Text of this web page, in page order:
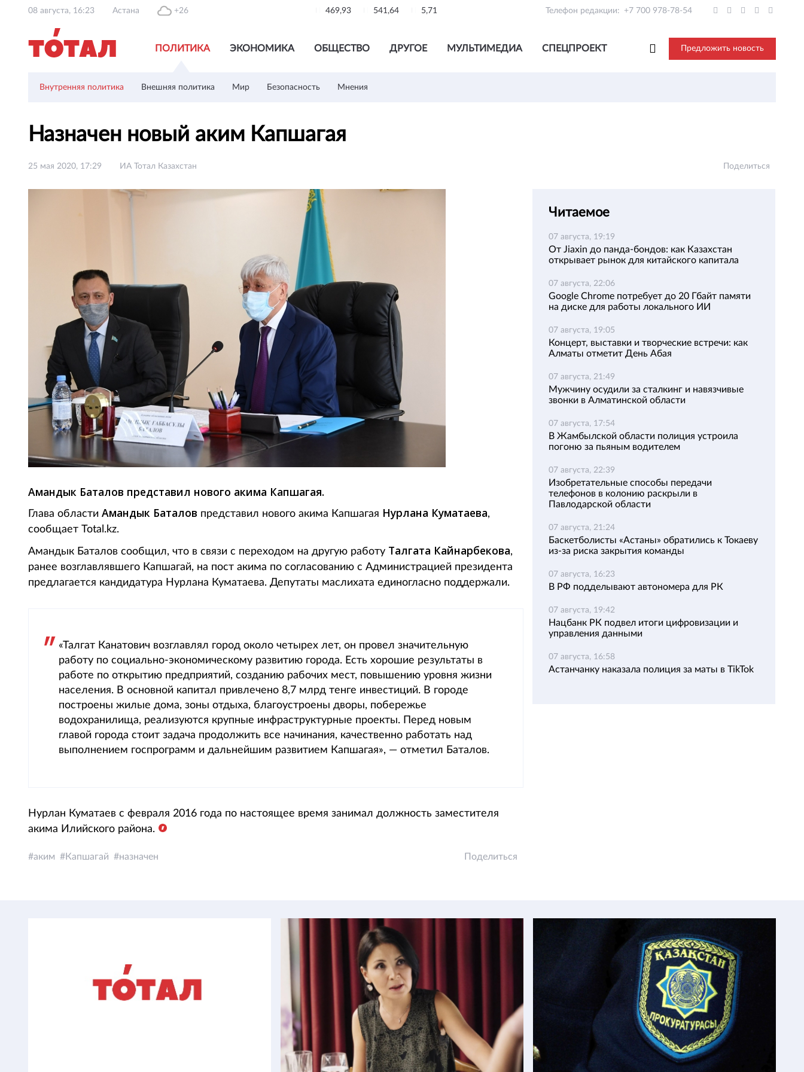
08 августа, 16:23 Астана +26 469,93 541,64 5,71 Телефон редакции: +7 700 978-78-54
ПОЛИТИКА ЭКОНОМИКА ОБЩЕСТВО ДРУГОЕ МУЛЬТИМЕДИА СПЕЦПРОЕКТ Предложить новость
Внутренняя политика Внешняя политика Мир Безопасность Мнения
Назначен новый аким Капшагая
25 мая 2020, 17:29 ИА Тотал Казахстан Поделиться
Амандык Баталов представил нового акима Капшагая.
Глава области Амандык Баталов представил нового акима Капшагая Нурлана Куматаева,
сообщает Total.kz.
Амандык Баталов сообщил, что в связи с переходом на другую работу Талгата Кайнарбекова,
ранее возглавлявшего Капшагай, на пост акима по согласованию с Администрацией президента
предлагается кандидатура Нурлана Куматаева. Депутаты маслихата единогласно поддержали.
«Талгат Канатович возглавлял город около четырех лет, он провел значительную
работу по социально-экономическому развитию города. Есть хорошие результаты в
работе по открытию предприятий, созданию рабочих мест, повышению уровня жизни
населения. В основной капитал привлечено 8,7 млрд тенге инвестиций. В городе
построены жилые дома, зоны отдыха, благоустроены дворы, побережье
водохранилища, реализуются крупные инфраструктурные проекты. Перед новым
главой города стоит задача продолжить все начинания, качественно работать над
выполнением госпрограмм и дальнейшим развитием Капшагая», — отметил Баталов.
Нурлан Куматаев с февраля 2016 года по настоящее время занимал должность заместителя
акима Илийского района.
аким Капшагай назначен Поделиться
Читаемое
07 августа, 19:19
От Jiaxin до панда-бондов: как Казахстан
открывает рынок для китайского капитала
07 августа, 22:06
Google Chrome потребует до 20 Гбайт памяти
на диске для работы локального ИИ
07 августа, 19:05
Концерт, выставки и творческие встречи: как
Алматы отметит День Абая
07 августа, 21:49
Мужчину осудили за сталкинг и навязчивые
звонки в Алматинской области
07 августа, 17:54
В Жамбылской области полиция устроила
погоню за пьяным водителем
07 августа, 22:39
Изобретательные способы передачи
телефонов в колонию раскрыли в
Павлодарской области
07 августа, 21:24
Баскетболисты «Астаны» обратились к Токаеву
из-за риска закрытия команды
07 августа, 16:23
В РФ подделывают автономера для РК
07 августа, 19:42
Нацбанк РК подвел итоги цифровизации и
управления данными
07 августа, 16:58
Астанчанку наказала полиция за маты в TikTok